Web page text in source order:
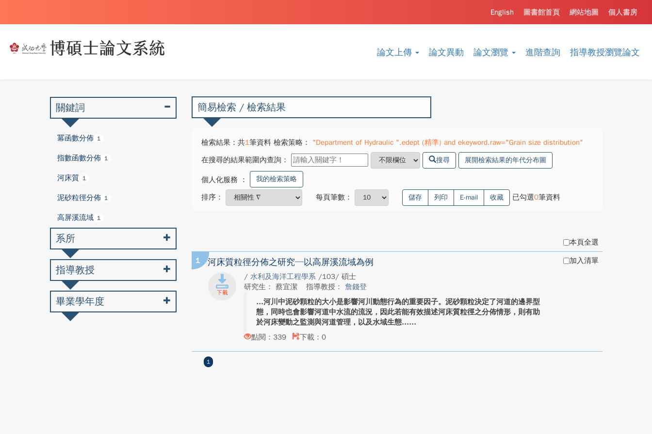
論文上傳 論文異動 論文瀏覽 進階查詢 指導教授瀏覽論文
個人書房
網站地圖
圖書館首頁
English
簡易檢索 / 檢索結果
檢索結果：共1筆資料 檢索策略：
"Department of Hydraulic ".edept (精準) and ekeyword.raw="Grain size distribution"
在搜尋的結果範圍內查詢：
搜尋 展開檢索結果的年代分布圖
個人化服務 ： 我的檢索策略
排序： 每頁筆數： 儲存 列印 E-mail 收藏 已勾選0筆資料
本頁全選
1 河床質粒徑分佈之研究─以高屏溪流域為例
/ 水利及海洋工程學系 /103/ 碩士
研究生： 蔡宜潔
指導教授： 詹錢登
河川中泥砂顆粒的大小是影響河川動態行為的重要因子。泥砂顆粒決定了河道的邊界型
態，同時也會影響河道中水流的流況，因此若能有效描述河床質粒徑之分佈情形，則有助
於河床變動之監測與河道管理，以及水域生態...
點閱：339
下載：0
加入清單
1
關鍵詞
冪函數分佈 1
指數函數分佈 1
河床質 1
泥砂粒徑分佈 1
高屏溪流域 1
系所
指導教授
畢業學年度